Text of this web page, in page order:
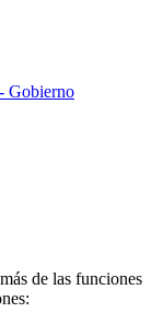
Gobierno
de las funciones